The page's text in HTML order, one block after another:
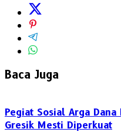
Baca Juga
Pegiat Sosial Arga Dana
Gresik Mesti Diperkuat